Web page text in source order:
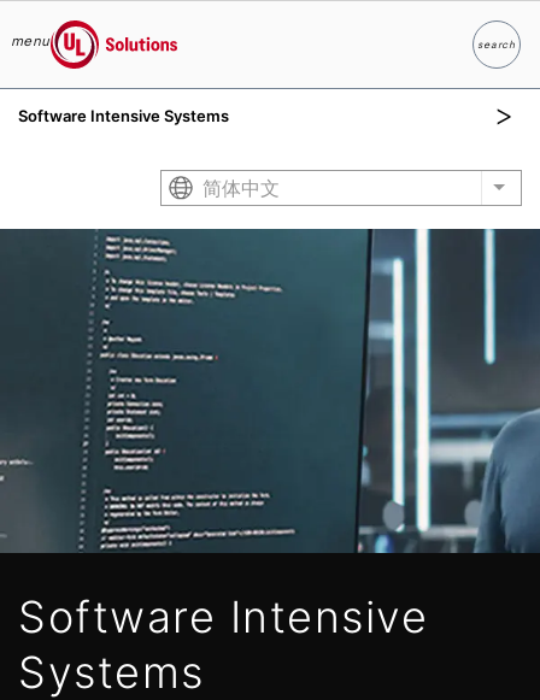
menu
UL Solutions
searchSearch
Software Intensive Systems
简体中文 List
Software Intensive
Systems